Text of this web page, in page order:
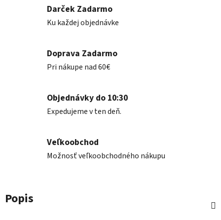
Darček Zadarmo
Ku každej objednávke
Doprava Zadarmo
Pri nákupe nad 60€
Objednávky do 10:30
Expedujeme v ten deň.
Veľkoobchod
Možnosť veľkoobchodného nákupu
Popis